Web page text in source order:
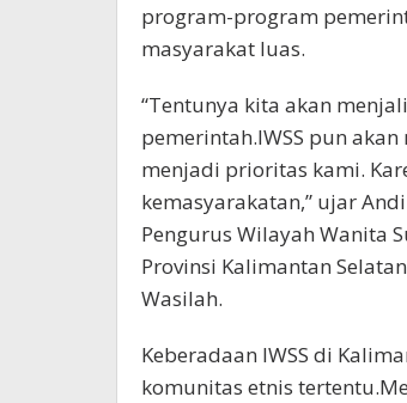
program-program
masyarakat luas.
“Tentunya kita akan
pemerintah.IWSS pun
menjadi prioritas kami.
kemasyarakatan,” ujar
Pengurus Wilayah Wanita
Provinsi Kalimantan
Wasilah.
Keberadaan IWSS di
komunitas etnis